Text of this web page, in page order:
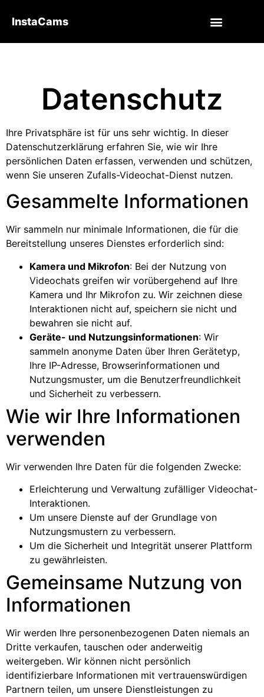
InstaCams
Datenschutz
Ihre Privatsphäre ist für uns sehr wichtig. In dieser
Datenschutzerklärung erfahren Sie, wie wir Ihre
persönlichen Daten erfassen, verwenden und schützen,
wenn Sie unseren Zufalls-Videochat-Dienst nutzen.
Gesammelte Informationen
Wir sammeln nur minimale Informationen, die für die
Bereitstellung unseres Dienstes erforderlich sind:
Kamera und Mikrofon: Bei der Nutzung von
Videochats greifen wir vorübergehend auf Ihre
Kamera und Ihr Mikrofon zu. Wir zeichnen diese
Interaktionen nicht auf, speichern sie nicht und
bewahren sie nicht auf.
Geräte- und Nutzungsinformationen: Wir
sammeln anonyme Daten über Ihren Gerätetyp,
Ihre IP-Adresse, Browserinformationen und
Nutzungsmuster, um die Benutzerfreundlichkeit
und Sicherheit zu verbessern.
Wie wir Ihre Informationen
verwenden
Wir verwenden Ihre Daten für die folgenden Zwecke:
Erleichterung und Verwaltung zufälliger Videochat-
Interaktionen.
Um unsere Dienste auf der Grundlage von
Nutzungsmustern zu verbessern.
Um die Sicherheit und Integrität unserer Plattform
zu gewährleisten.
Gemeinsame Nutzung von
Informationen
Wir werden Ihre personenbezogenen Daten niemals an
Dritte verkaufen, tauschen oder anderweitig
weitergeben. Wir können nicht persönlich
identifizierbare Informationen mit vertrauenswürdigen
Partnern teilen, um unsere Dienstleistungen zu